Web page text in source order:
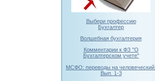
Выбери профессию
Бухгалтер
Волшебная бухгалтерия
Комментарии к ФЗ "О
Бухгалтерском учете"
МСФО: переводы на человеческий.
Вып. 1-3